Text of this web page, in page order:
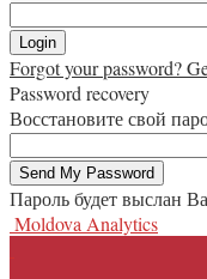
Forgot your password?
Password recovery
Восстановите свой
Пароль будет выслан
Moldova Analytics